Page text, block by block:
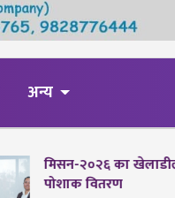
अन्य
मिसन-२०२६ का
पोशाक वितरण